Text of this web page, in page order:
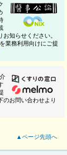
知らせください。
を業務利用向けにご提
お問い合わせより
▲ページ先頭へ